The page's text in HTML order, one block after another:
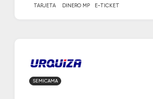
TARJETA DINERO MP E-TICKET
SEMICAMA